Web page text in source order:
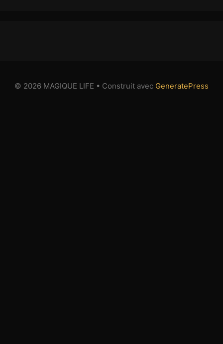
© 2026 MAGIQUE LIFE • Construit avec GeneratePress